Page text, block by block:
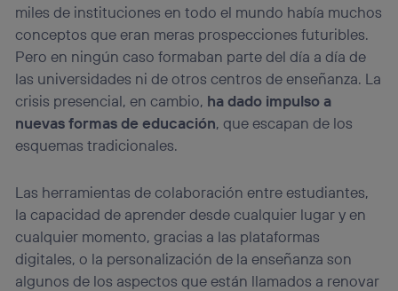
miles de instituciones en todo el mundo había muchos
conceptos que eran meras prospecciones futuribles.
Pero en ningún caso formaban parte del día a día de
las universidades ni de otros centros de enseñanza. La
crisis presencial, en cambio, ha dado impulso a
nuevas formas de educación, que escapan de los
esquemas tradicionales.
Las herramientas de colaboración entre estudiantes,
la capacidad de aprender desde cualquier lugar y en
cualquier momento, gracias a las plataformas
digitales, o la personalización de la enseñanza son
algunos de los aspectos que están llamados a renovar